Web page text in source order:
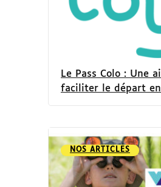
Le Pass Colo : Une
faciliter le départ en
NOS ARTICLES